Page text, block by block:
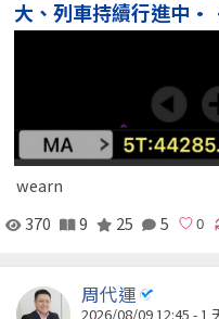
大、列車持續行進中
wearn
370
9 25 5
周代運
2026/08/09 12:45 - 1